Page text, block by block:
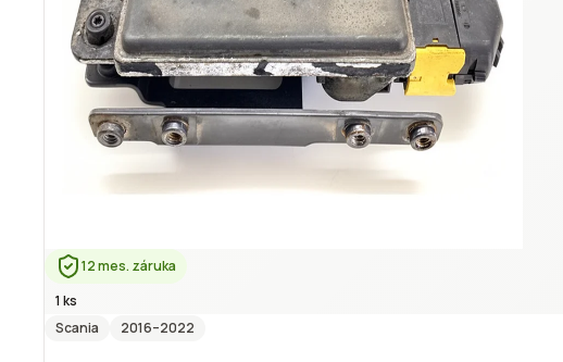
12 mes. záruka
1 ks
Scania
2016–2022